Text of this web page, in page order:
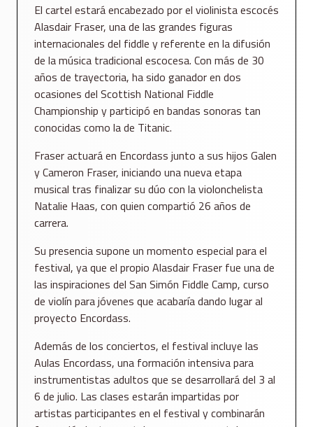
El cartel estará encabezado por el violinista escocés
Alasdair Fraser, una de las grandes figuras
internacionales del fiddle y referente en la difusión
de la música tradicional escocesa. Con más de 30
años de trayectoria, ha sido ganador en dos
ocasiones del Scottish National Fiddle
Championship y participó en bandas sonoras tan
conocidas como la de Titanic.
Fraser actuará en Encordass junto a sus hijos Galen
y Cameron Fraser, iniciando una nueva etapa
musical tras finalizar su dúo con la violonchelista
Natalie Haas, con quien compartió 26 años de
carrera.
Su presencia supone un momento especial para el
festival, ya que el propio Alasdair Fraser fue una de
las inspiraciones del San Simón Fiddle Camp, curso
de violín para jóvenes que acabaría dando lugar al
proyecto Encordass.
Además de los conciertos, el festival incluye las
Aulas Encordass, una formación intensiva para
instrumentistas adultos que se desarrollará del 3 al
6 de julio. Las clases estarán impartidas por
artistas participantes en el festival y combinarán